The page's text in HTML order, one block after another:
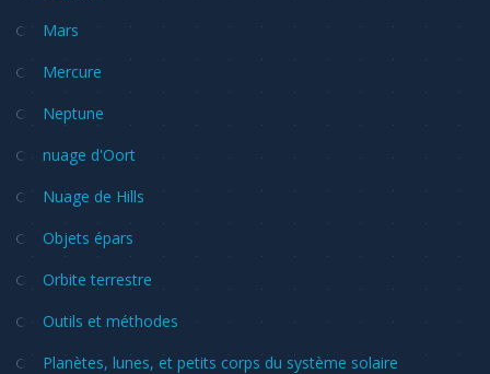
Mars
Mercure
Neptune
nuage d'Oort
Nuage de Hills
Objets épars
Orbite terrestre
Outils et méthodes
Planètes, lunes, et petits corps du système solaire